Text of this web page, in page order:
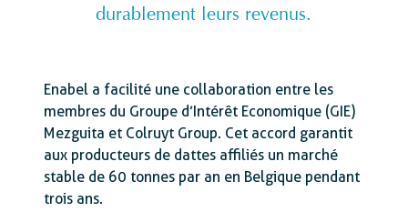
durablement leurs revenus.
Enabel a facilité une collaboration entre les
membres du Groupe d’Intérêt Economique (GIE)
Mezguita et Colruyt Group. Cet accord garantit
aux producteurs de dattes affiliés un marché
stable de 60 tonnes par an en Belgique pendant
trois ans.